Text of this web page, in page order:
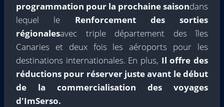
programmation pour la prochaine saisondans
lequel le Renforcement des sorties
régionalesavec triple département des îles
Canaries et deux fois les aéroports pour les
destinations internationales. En plus, Il offre des
réductions pour réserver juste avant le début
de la commercialisation des voyages
d'ImSerso.